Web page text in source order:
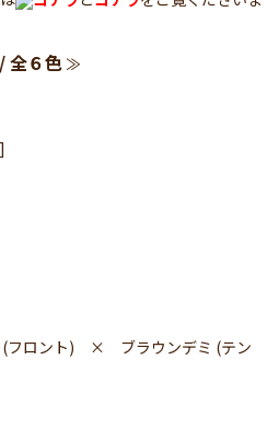
全６色 ≫
(フロント) × ブラウンデミ (テン